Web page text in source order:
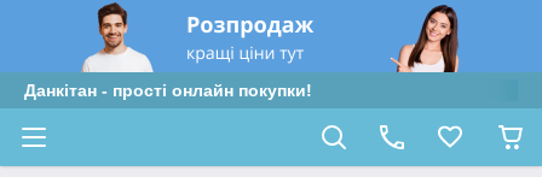
Данкітан - прості онлайн покупки!